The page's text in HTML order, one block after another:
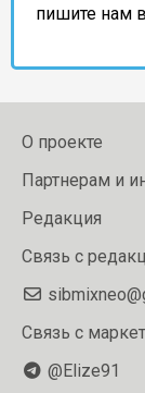
пишите нам
О проекте
Партнерам и
Редакция
Связь с
Связь с
@Elize91